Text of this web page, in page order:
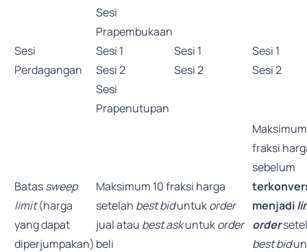
Sesi
Perdagangan
Sesi
Prapembukaan
Sesi 1
Sesi 2
Sesi
Prapenutupan
Sesi 1
Sesi 2
Sesi 1
Sesi 2
Batassweep
limit(harga
yang dapat
diperjumpakan)
Maksimum 10 fraksi harga
setelah best biduntukorder
jual atau best askuntukorder
beli
fraksi
sebelum
menjadi
order
best bid